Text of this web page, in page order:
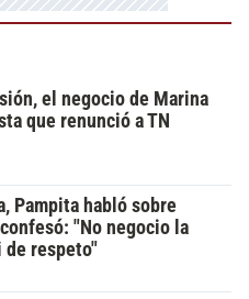
el negocio de Marina
que renunció a TN
Pampita habló sobre
"No negocio la
respeto"